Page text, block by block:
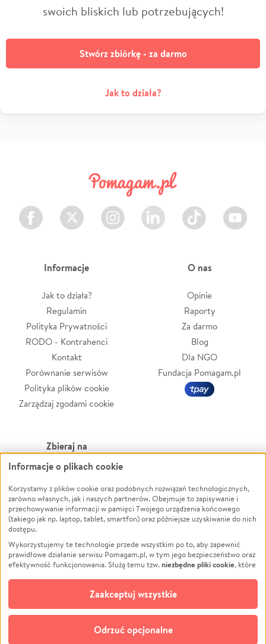
swoich bliskich lub potrzebujących!
Stwórz zbiórkę - za darmo
Jak to działa?
Facebook Twitter Instagram LinkedIn TikTok Youtube
Informacje
Jak to działa?
Regulamin
Polityka Prywatności
RODO - Kontrahenci
Kontakt
Porównanie serwisów
Polityka plików cookie
Zarządzaj zgodami cookie
O nas
Opinie
Raporty
Za darmo
Blog
Dla NGO
Fundacja Pomagam.pl
Zbieraj na
Leczenie
Zwierzęta
Pożar
Ukraina
Pomoc Finansowa
Projekty
Pogrzeb
Społeczność lokalna
Kultura
Powódź
Wichura
NGO
Edukacja
Podróż
Impreza
Ochrona środowiska
Biznes
Informacje o plikach cookie
Korzystamy z plików cookie oraz podobnych rozwiązań technologicznych,
zarówno własnych, jak i naszych partnerów. Obejmuje to zapisywanie i
przechowywanie informacji w pamięci Twojego urządzenia końcowego
(takiego jak np. laptop, tablet, smartfon) oraz późniejsze uzyskiwanie do nich
dostępu.
Wykorzystujemy te technologie przede wszystkim po to, aby zapewnić
prawidłowe działanie serwisu Pomagam.pl, w tym jego bezpieczeństwo oraz
efektywność funkcjonowania. Służą temu tzw.niezbędne pliki cookie, które
opcjonalnych plików cookie
technologii do celów analitycznych i retargetingowych. Możesz wyrazić
zgodę na ich stosowanie lub jej odmówić. W dowolnym momencie masz
możliwość zmiany swoich preferencji na stronie „Zarządzaj zgodami cookie”,
do której link znajdziesz w stopce serwisu Pomagam.pl. Opcjonalne pliki
cookie wykorzystywane są w następujących celach:
Odrzuć opcjonalne
Zaakceptuj wszystkie